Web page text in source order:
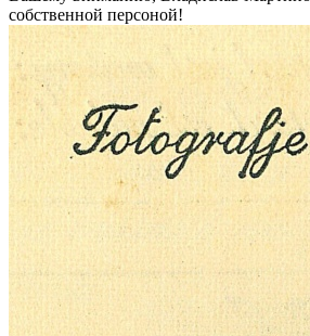
собственной персоной!